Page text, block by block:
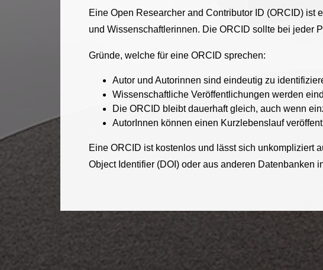
Eine Open Researcher and Contributor ID (ORCID) ist
und Wissenschaftlerinnen. Die ORCID sollte bei jeder
Gründe, welche für eine ORCID sprechen:
Autor und Autorinnen sind eindeutig zu
Wissenschaftliche Veröffentlichungen werden
Die ORCID bleibt dauerhaft gleich, auch wenn
AutorInnen können einen Kurzlebenslauf
Eine ORCID ist kostenlos und lässt sich unkompliziert
Object Identifier (DOI) oder aus anderen Datenbanken